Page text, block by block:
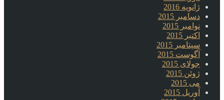
ژانویه 2016
دسامبر 2015
نوامبر 2015
اکتبر 2015
سپتامبر 2015
آگوست 2015
جولای 2015
ژوئن 2015
می 2015
آوریل 2015